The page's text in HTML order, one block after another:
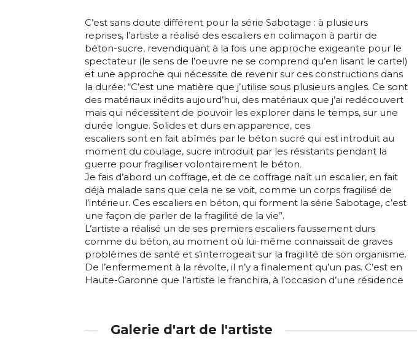
C’est sans doute différent pour la série Sabotage : à plusieurs
reprises, l’artiste a réalisé des escaliers en colimaçon à partir de
béton-sucre, revendiquant à la fois une approche exigeante pour le
spectateur (le sens de l’oeuvre ne se comprend qu’en lisant le cartel)
et une approche qui nécessite de revenir sur ces constructions dans
la durée: “C’est une matière que j’utilise sous plusieurs angles. Ce sont
des matériaux inédits aujourd’hui, des matériaux que j’ai redécouvert
mais qui nécessitent de pouvoir les explorer dans le temps, sur une
durée longue. Solides et durs en apparence, ces
escaliers sont en fait abîmés par le béton sucré qui est introduit au
moment du coulage, sucre introduit par les résistants pendant la
guerre pour fragiliser volontairement le béton.
Je fais d’abord un coffrage, et de ce coffrage naît un escalier, en fait
déjà malade sans que cela ne se voit, comme un corps fragilisé de
l’intérieur. Ces escaliers en béton, qui forment la série Sabotage, c’est
une façon de parler de la fragilité de la vie”.
L’artiste a réalisé un de ses premiers escaliers faussement durs
comme du béton, au moment où lui-même connaissait de graves
problèmes de santé et s’interrogeait sur la fragilité de son organisme.
De l’enfermement à la révolte, il n’y a finalement qu’un pas. C’est en
Haute-Garonne que l’artiste le franchira, à l’occasion d’une résidence
Galerie d'art de l'artiste